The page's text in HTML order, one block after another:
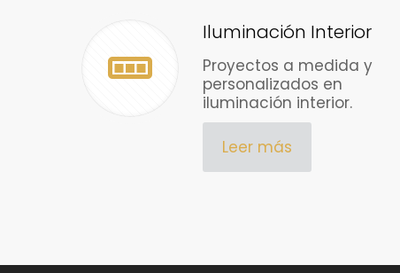
Iluminación Interior
Proyectos a medida y
personalizados en
iluminación interior.
Leer más